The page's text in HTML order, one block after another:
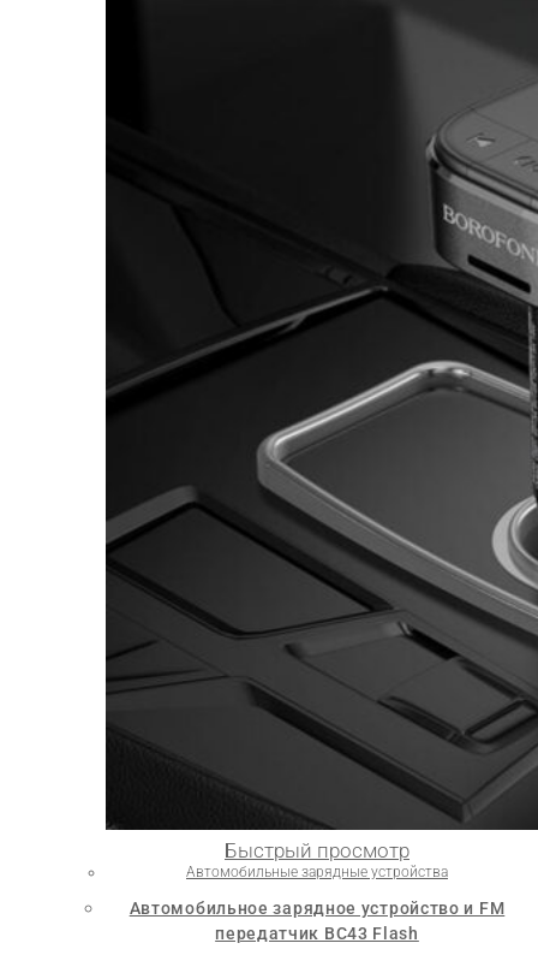
Быстрый просмотр
Автомобильные зарядные устройства
Автомобильное зарядное устройство и FM
передатчик BC43 Flash